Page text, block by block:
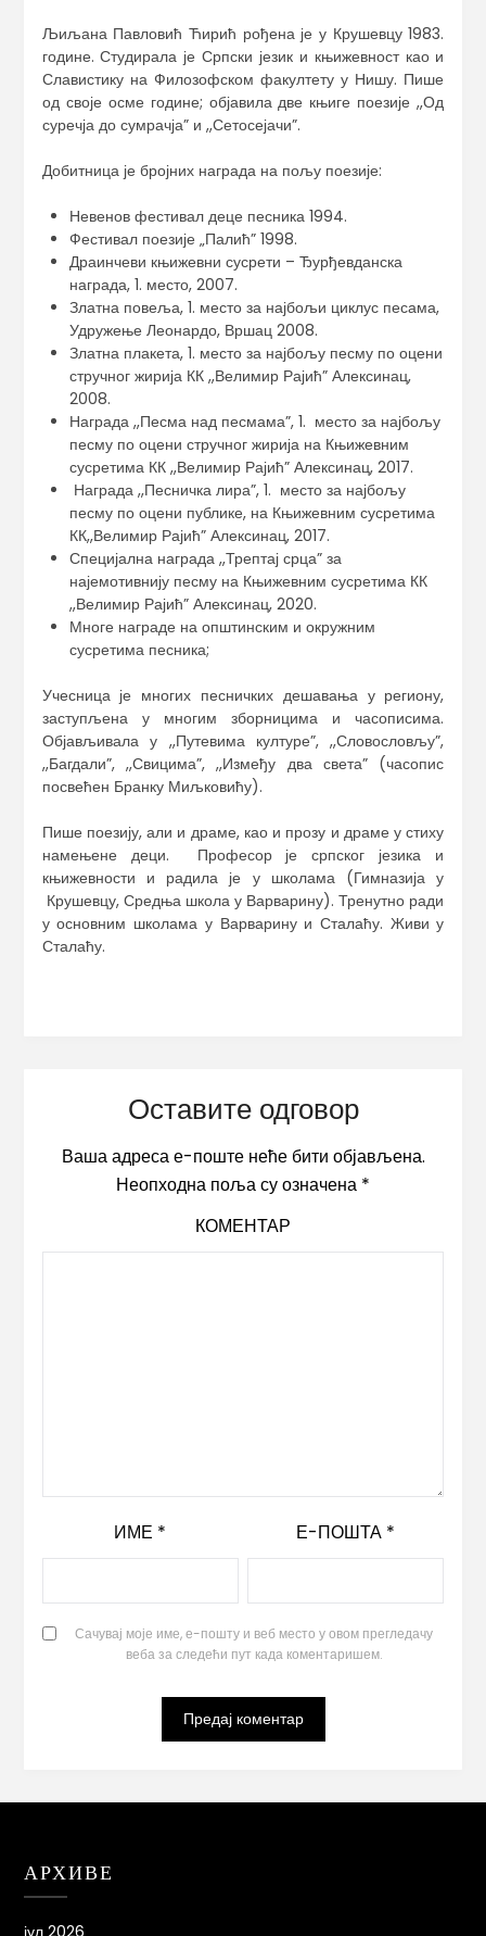
Љиљана Павловић Ћирић рођена је у Крушевцу 1983.
године. Студирала је Српски језик и књижевност као и
Славистику на Филозофском факултету у Нишу. Пише
од своје осме године; објавила две књиге поезије ,,Од
суречја до сумрачја” и ,,Сетосејачи”.
Добитница је бројних награда на пољу поезије:
Невенов фестивал деце песника 1994.
Фестивал поезије „Палић” 1998.
Драинчеви књижевни сусрети – Ђурђевданска
награда, 1. место, 2007.
Златна повеља, 1. место за најбољи циклус песама,
Удружење Леонардо, Вршац 2008.
Златна плакета, 1. место за најбољу песму по оцени
стручног жирија КК ,,Велимир Рајић” Алексинац,
2008.
Награда ,,Песма над песмама”, 1. место за најбољу
песму по оцени стручног жирија на Књижевним
сусретима КК ,,Велимир Рајић” Алексинац, 2017.
Награда ,,Песничка лира”, 1. место за најбољу
песму по оцени публике, на Књижевним сусретима
КК,,Велимир Рајић” Алексинац, 2017.
Специјална награда ,,Трептај срца” за
најемотивнију песму на Књижевним сусретима КК
,,Велимир Рајић” Алексинац, 2020.
Многе награде на општинским и окружним
сусретима песника;
Учесница је многих песничких дешавања у региону,
заступљена у многим зборницима и часописима.
Објављивала у ,,Путевима културе”, ,,Словословљу”,
,,Багдали”, ,,Свицима”, ,,Између два света” (часопис
посвећен Бранку Миљковићу).
Пише поезију, али и драме, као и прозу и драме у стиху
намењене деци. Професор је српског језика и
књижевности и радила је у школама (Гимназија у
Крушевцу, Средња школа у Варварину). Тренутно ради
у основним школама у Варварину и Сталаћу. Живи у
Сталаћу.
Оставите одговор
Ваша адреса е-поште неће бити објављена.
Неопходна поља су означена *
КОМЕНТАР
ИМЕ * Е-ПОШТА *
Сачувај моје име, е-пошту и веб место у овом прегледачу
веба за следећи пут када коментаришем.
АРХИВЕ